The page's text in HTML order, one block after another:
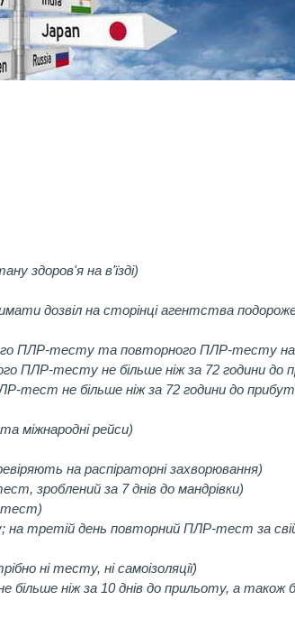
здоров'я на в'їзді)
дозвіл на сторінці агентства
ПЛР-тесту та повторного ПЛР-тесту на
ПЛР-тесту не більше ніж за 72 години до
тест не більше ніж за 72 години до
міжнародні рейси)
на распіраторні захворювання)
зроблений за 7 днів до мандрівки)
тест)
третій день повторний ПЛР-тест за
ні тесту, ні самоізоляції)
ніж за 10 днів до прильоту, а також